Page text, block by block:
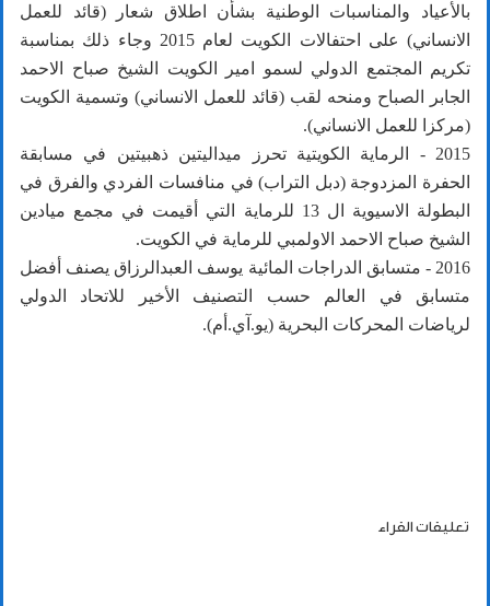
بالأعياد والمناسبات الوطنية بشأن اطلاق شعار (قائد للعمل
الانساني) على احتفالات الكويت لعام 2015 وجاء ذلك بمناسبة
تكريم المجتمع الدولي لسمو امير الكويت الشيخ صباح الاحمد
الجابر الصباح ومنحه لقب (قائد للعمل الانساني) وتسمية الكويت
(مركزا للعمل الانساني).
2015 - الرماية الكويتية تحرز ميداليتين ذهبيتين في مسابقة
الحفرة المزدوجة (دبل التراب) في منافسات الفردي والفرق في
البطولة الاسيوية ال 13 للرماية التي أقيمت في مجمع ميادين
الشيخ صباح الاحمد الاولمبي للرماية في الكويت.
2016 - متسابق الدراجات المائية يوسف العبدالرزاق يصنف أفضل
متسابق في العالم حسب التصنيف الأخير للاتحاد الدولي
لرياضات المحركات البحرية (يو.آي.أم).
تعليقات القراء